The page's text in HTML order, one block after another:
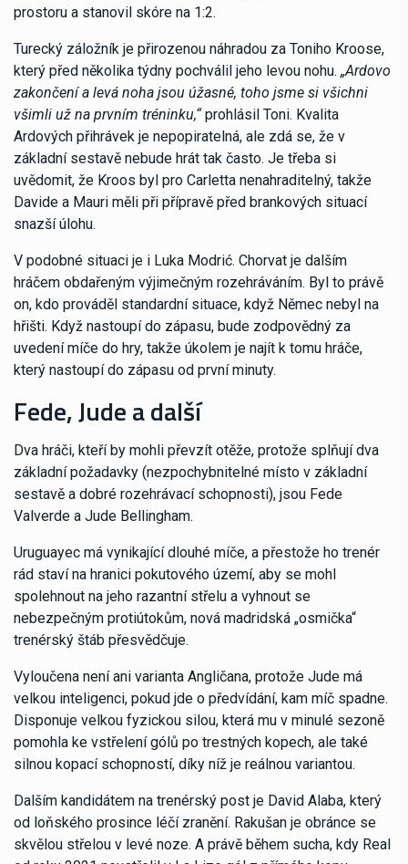
prostoru a stanovil skóre na 1:2.
Turecký záložník je přirozenou náhradou za Toniho Kroose,
který před několika týdny pochválil jeho levou nohu. „Ardovo
zakončení a levá noha jsou úžasné, toho jsme si všichni
všimli už na prvním tréninku,“prohlásil Toni. Kvalita
Ardových přihrávek je nepopiratelná, ale zdá se, že v
základní sestavě nebude hrát tak často. Je třeba si
uvědomit, že Kroos byl pro Carletta nenahraditelný, takže
Davide a Mauri měli při přípravě před brankových situací
snazší úlohu.
V podobné situaci je i Luka Modrić. Chorvat je dalším
hráčem obdařeným výjimečným rozehráváním. Byl to právě
on, kdo prováděl standardní situace, když Němec nebyl na
hřišti. Když nastoupí do zápasu, bude zodpovědný za
uvedení míče do hry, takže úkolem je najít k tomu hráče,
který nastoupí do zápasu od první minuty.
Fede, Jude a další
Dva hráči, kteří by mohli převzít otěže, protože splňují dva
základní požadavky (nezpochybnitelné místo v základní
sestavě a dobré rozehrávací schopnosti), jsou Fede
Valverde a Jude Bellingham.
Uruguayec má vynikající dlouhé míče, a přestože ho trenér
rád staví na hranici pokutového území, aby se mohl
spolehnout na jeho razantní střelu a vyhnout se
nebezpečným protiútokům, nová madridská „osmička“
trenérský štáb přesvědčuje.
Vyloučena není ani varianta Angličana, protože Jude má
velkou inteligenci, pokud jde o předvídání, kam míč spadne.
Disponuje velkou fyzickou silou, která mu v minulé sezoně
pomohla ke vstřelení gólů po trestných kopech, ale také
silnou kopací schopností, díky níž je reálnou variantou.
Dalším kandidátem na trenérský post je David Alaba, který
od loňského prosince léčí zranění. Rakušan je obránce se
skvělou střelou v levé noze. A právě během sucha, kdy Real